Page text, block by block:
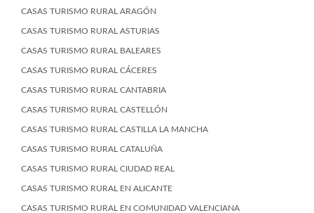
CASAS TURISMO RURAL ARAGÓN
CASAS TURISMO RURAL ASTURIAS
CASAS TURISMO RURAL BALEARES
CASAS TURISMO RURAL CÁCERES
CASAS TURISMO RURAL CANTABRIA
CASAS TURISMO RURAL CASTELLÓN
CASAS TURISMO RURAL CASTILLA LA MANCHA
CASAS TURISMO RURAL CATALUÑA
CASAS TURISMO RURAL CIUDAD REAL
CASAS TURISMO RURAL EN ALICANTE
CASAS TURISMO RURAL EN COMUNIDAD VALENCIANA